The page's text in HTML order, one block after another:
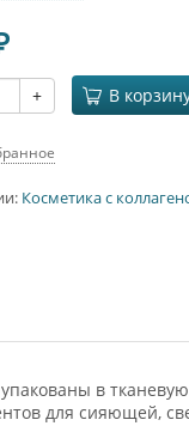
+ В
Косметика с
в тканевую
для сияющей,